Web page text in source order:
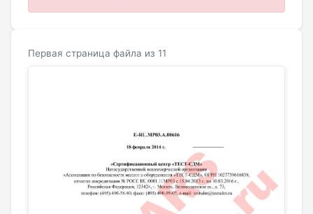
Первая страница файла из 11